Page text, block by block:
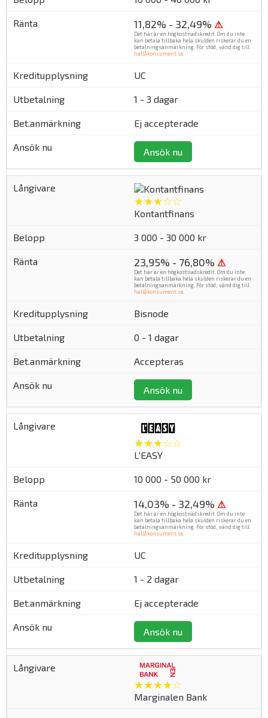
11,82% - 32,49% ⚠
Det här är en högkostnadskredit. Om du inte
kan betala tillbaka hela skulden riskerar du en
betalningsanmärkning. För stöd, vänd dig till
hallåkonsument.se
UC
1 - 3 dagar
Ej accepterade
Ansök nu
★★★☆☆
Kontantfinans
3 000 - 30 000 kr
23,95% - 76,80% ⚠
Det här är en högkostnadskredit. Om du inte
kan betala tillbaka hela skulden riskerar du en
betalningsanmärkning. För stöd, vänd dig till
hallåkonsument.se.
Bisnode
0 - 1 dagar
Accepteras
Ansök nu
★★★☆☆
L'EASY
10 000 - 50 000 kr
14,03% - 32,49% ⚠
Det här är en högkostnadskredit. Om du inte
kan betala tillbaka hela skulden riskerar du en
betalningsanmärkning. För stöd, vänd dig till
hallåkonsument.se
UC
1 - 2 dagar
Ej accepterade
Ansök nu
★★★★☆
Marginalen Bank